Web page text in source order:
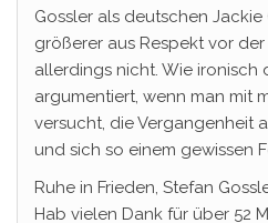
Gossler als deutschen Jackie
größerer aus Respekt vor
allerdings nicht. Wie ironisch
argumentiert, wenn man mit
versucht, die Vergangenheit
und sich so einem gewissen
Ruhe in Frieden, Stefan
Hab vielen Dank für über 52